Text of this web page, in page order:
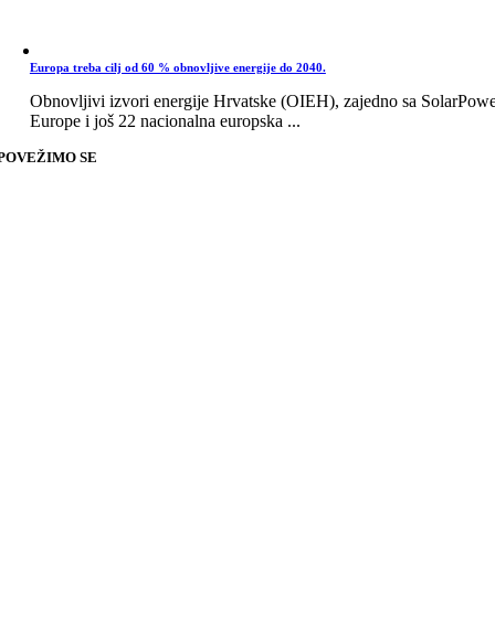
Europa treba cilj od 60 % obnovljive energije do 2040.
Obnovljivi izvori energije Hrvatske (OIEH), zajedno sa
Europe i još 22 nacionalna europska ...
SE